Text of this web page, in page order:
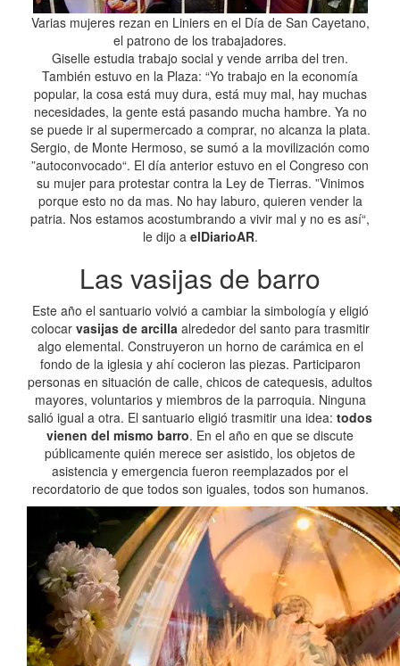
Varias mujeres rezan en Liniers en el Día de San Cayetano,
el patrono de los trabajadores.
Giselle estudia trabajo social y vende arriba del tren.
También estuvo en la Plaza: “Yo trabajo en la economía
popular, la cosa está muy dura, está muy mal, hay muchas
necesidades, la gente está pasando mucha hambre. Ya no
se puede ir al supermercado a comprar, no alcanza la plata.
Sergio, de Monte Hermoso, se sumó a la movilización como
”autoconvocado“. El día anterior estuvo en el Congreso con
su mujer para protestar contra la Ley de Tierras. ”Vinimos
porque esto no da mas. No hay laburo, quieren vender la
patria. Nos estamos acostumbrando a vivir mal y no es así“,
le dijo a elDiarioAR.
Las vasijas de barro
Este año el santuario volvió a cambiar la simbología y eligió
colocar vasijas de arcillaalrededor del santo para trasmitir
algo elemental. Construyeron un horno de carámica en el
fondo de la iglesia y ahí cocieron las piezas. Participaron
personas en situación de calle, chicos de catequesis, adultos
mayores, voluntarios y miembros de la parroquia. Ninguna
salió igual a otra. El santuario eligió trasmitir una idea: todos
vienen del mismo barro. En el año en que se discute
públicamente quién merece ser asistido, los objetos de
asistencia y emergencia fueron reemplazados por el
recordatorio de que todos son iguales, todos son humanos.